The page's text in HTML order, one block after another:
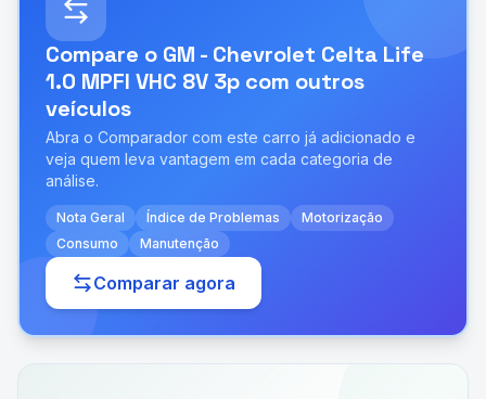
Compare o GM - Chevrolet Celta Life
1.0 MPFI VHC 8V 3p com outros
veículos
Abra o Comparador com este carro já adicionado e
veja quem leva vantagem em cada categoria de
análise.
Nota Geral Índice de Problemas
Motorização
Consumo
Manutenção
Comparar agora